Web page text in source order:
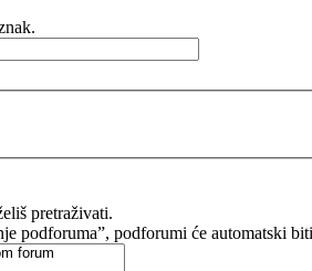
pretraživati.
podforuma”, podforumi će automatski